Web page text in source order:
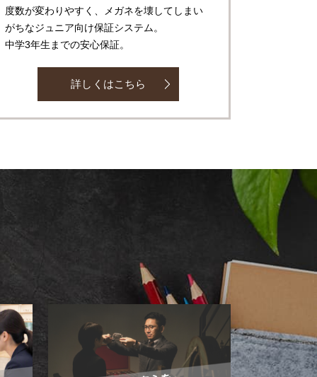
度数が変わりやすく、メガネを壊してしまい
がちなジュニア向け保証システム。
中学3年生までの安心保証。
詳しくはこちら